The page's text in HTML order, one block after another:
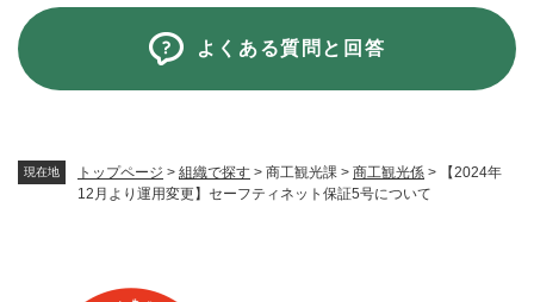
現在地 トップページ > 組織で探す > 商工観光課 > 商工観光係 >
【2024年
12月より運用変更】セーフティネット保証5号について
よくある質問と回答